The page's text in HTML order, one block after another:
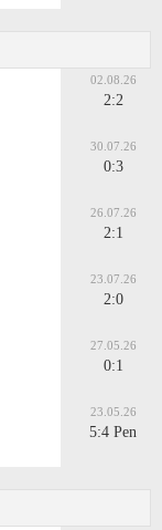
02.08.26
2:2
30.07.26
0:3
26.07.26
2:1
23.07.26
2:0
27.05.26
0:1
23.05.26
5:4 Pen